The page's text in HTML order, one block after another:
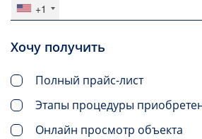
+1
Хочу получить
Полный прайс-лист
Этапы процедуры
Онлайн просмотр объекта